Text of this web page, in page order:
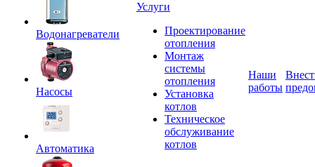
Водонагреватели
Насосы
Автоматика
Услуги
Проектирование
отопления
Монтаж
системы
отопления
Установка
котлов
Техническое
обслуживание
котлов
Наши
работы